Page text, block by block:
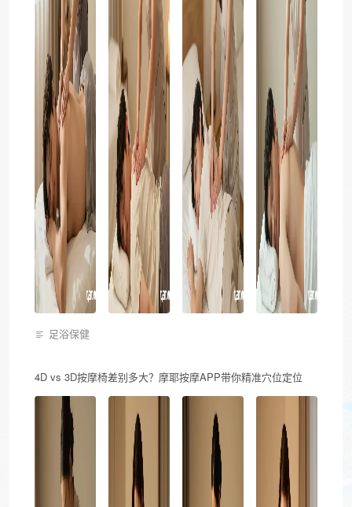
足浴保健
4D vs 3D按摩椅差别多大？摩耶按摩APP带你精准穴位定位